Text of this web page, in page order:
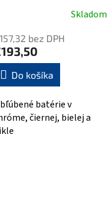
Skladom
bez DPH
Do košíka
batérie v
čiernej, bielej a